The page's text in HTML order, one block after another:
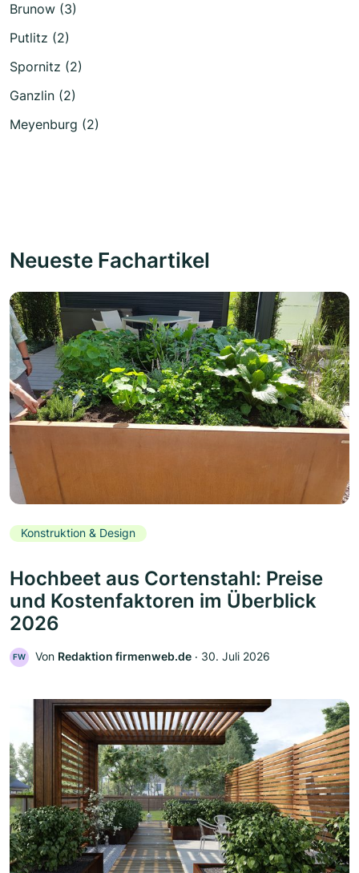
Brunow (3)
Putlitz (2)
Spornitz (2)
Ganzlin (2)
Meyenburg (2)
Neueste Fachartikel
Konstruktion & Design
Hochbeet aus Cortenstahl: Preise
und Kostenfaktoren im Überblick
2026
FW Von Redaktion firmenweb.de ‧ 30. Juli 2026